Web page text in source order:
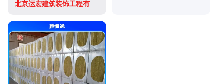
北京运宏建筑装饰工程有限公司